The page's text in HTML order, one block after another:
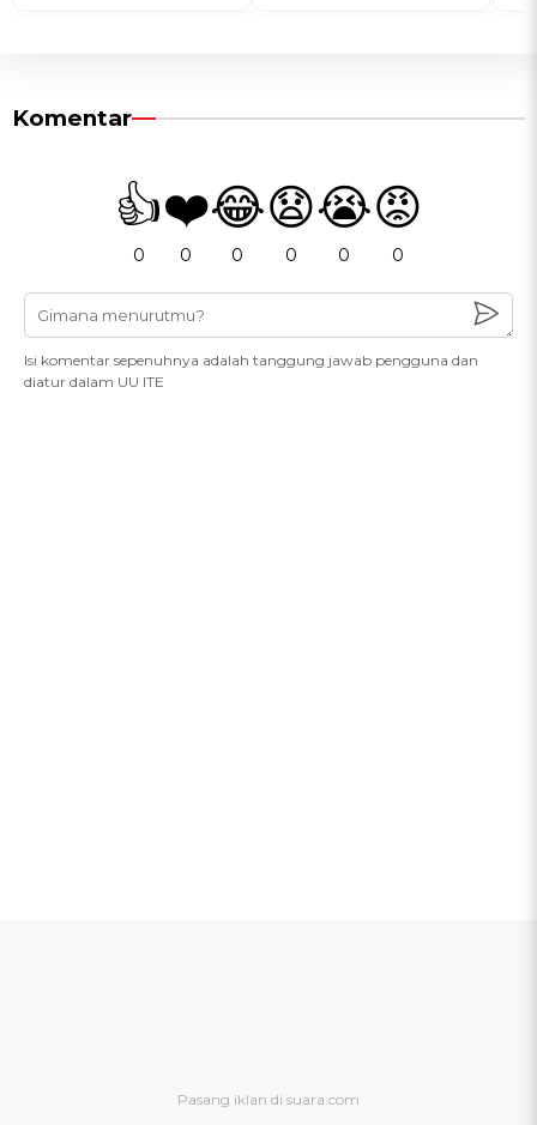
Komentar
👍
0
❤️
0
😂
0
😧
0
😭
0
😡
0
Isi komentar sepenuhnya adalah tanggung jawab pengguna dan
diatur dalam UU ITE